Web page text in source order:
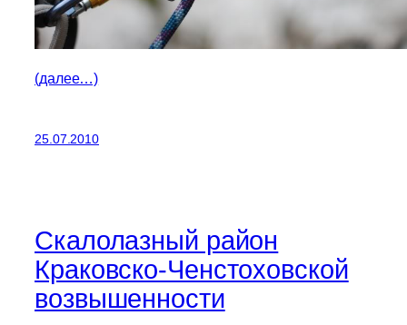
(далее…)
25.07.2010
Скалолазный район
Краковско-Ченстоховской
возвышенности